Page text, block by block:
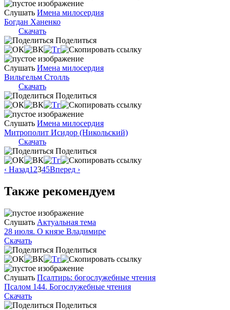
Слушать Имена милосердия
Богдан Ханенко
Скачать
Поделиться
Слушать Имена милосердия
Вильгельм Столль
Скачать
Поделиться
Слушать Имена милосердия
Митрополит Исидор (Никольский)
Скачать
Поделиться
‹ Назад1 2345Вперед ›
Также рекомендуем
Слушать Актуальная тема
28 июля. О князе Владимире
Скачать
Поделиться
Слушать Псалтирь: богослужебные чтения
Псалом 144. Богослужебные чтения
Скачать
Поделиться